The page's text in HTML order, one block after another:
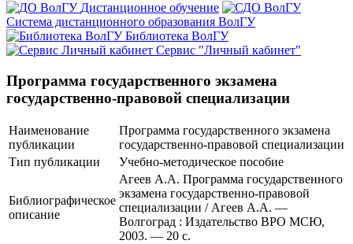
Дистанционное обучение
Система дистанционного образования ВолГУ
Библиотека ВолГУ
Сервис "Личный кабинет"
Программа государственного экзамена
государственно-правовой специализации
Наименование
публикации
Программа государственного экзамена
государственно-правовой специализации
Тип публикации
Учебно-методическое пособие
Библиографическое
описание
Агеев А.А. Программа государственного
экзамена государственно-правовой
специализации / Агеев А.А. —
Волгоград : Издательство ВРО МСЮ,
2003. — 20 с.